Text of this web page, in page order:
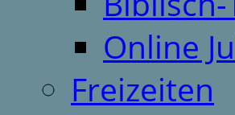
Online
Freizeiten